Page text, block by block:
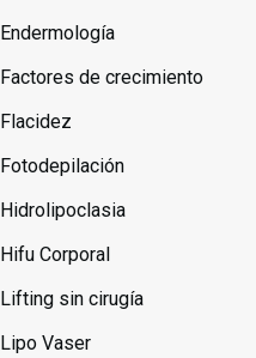
Endermología
Factores de crecimiento
Flacidez
Fotodepilación
Hidrolipoclasia
Hifu Corporal
Lifting sin cirugía
Lipo Vaser